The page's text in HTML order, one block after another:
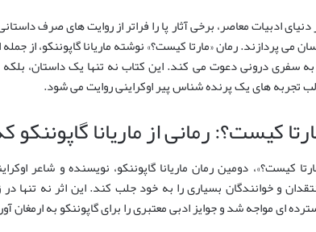
دنیای ادبیات معاصر، برخی آثار پا را فراتر از روایت های صرف
می پردازند. رمان «مارتا کیست؟» نوشته ماریانا گاپوننکو، از
به سفری درونی دعوت می کند. این کتاب نه تنها یک داستان،
تجربه های یک پرنده شناس پیر اوکراینی روایت می شود.
کیست؟: رمانی از ماریانا گاپوننکو
و خوانندگان بسیاری را به خود جلب کند. این اثر نه تنها
ای مواجه شد و جوایز ادبی معتبری را برای گاپوننکو به ارمغان